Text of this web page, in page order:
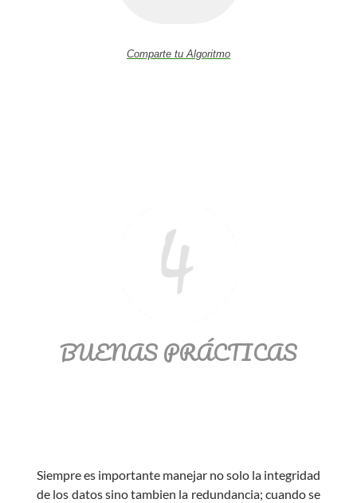
Comparte tu Algoritmo
BUENAS PRÁCTICAS
Siempre es importante manejar no solo la integridad
de los datos sino tambien la redundancia; cuando se